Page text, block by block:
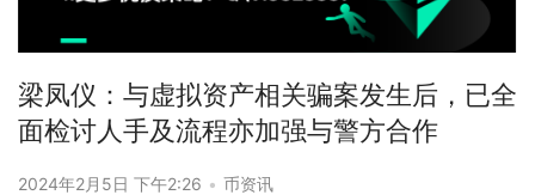
梁凤仪：与虚拟资产相关骗案发生后，已全
面检讨人手及流程亦加强与警方合作
2024年2月5日 下午2:26 • 币资讯